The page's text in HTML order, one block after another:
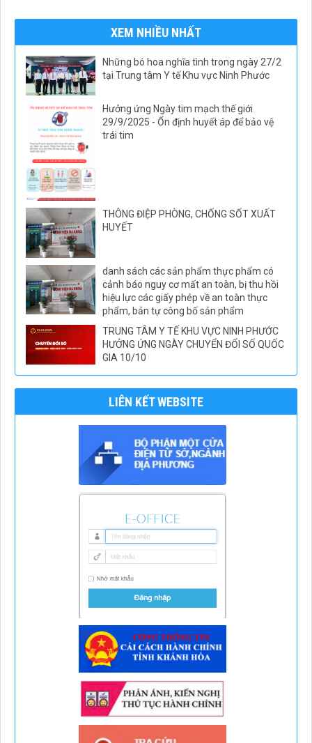
XEM NHIỀU NHẤT
Những bó hoa nghĩa tình trong ngày 27/2
tại Trung tâm Y tế Khu vực Ninh Phước
Hưởng ứng Ngày tim mạch thế giới
29/9/2025 - Ổn định huyết áp để bảo vệ
trái tim
THÔNG ĐIỆP PHÒNG, CHỐNG SỐT XUẤT
HUYẾT
danh sách các sản phẩm thực phẩm có
cảnh báo nguy cơ mất an toàn, bị thu hồi
hiệu lực các giấy phép về an toàn thực
phẩm, bản tự công bố sản phẩm
TRUNG TÂM Y TẾ KHU VỰC NINH PHƯỚC
HƯỞNG ỨNG NGÀY CHUYỂN ĐỔI SỐ QUỐC
GIA 10/10
LIÊN KẾT WEBSITE